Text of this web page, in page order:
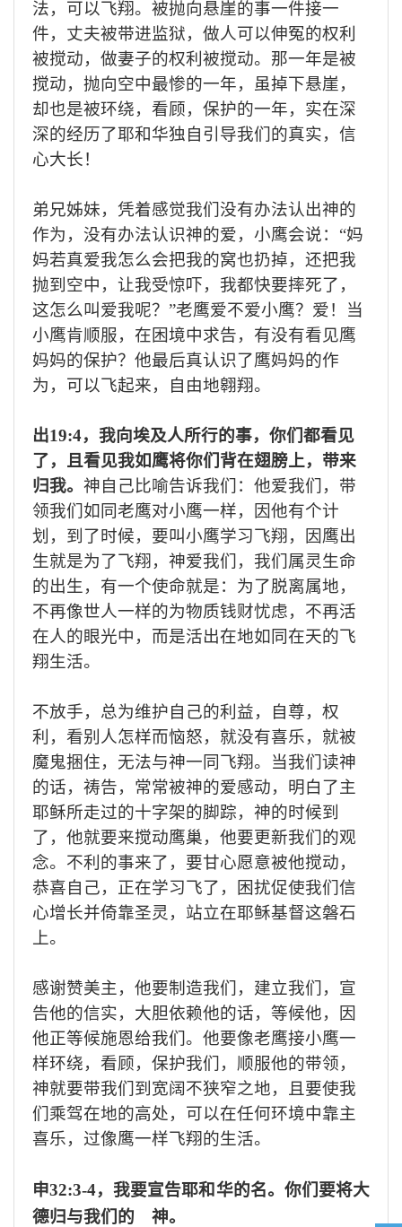
法，可以飞翔。 被抛向悬崖的事一件接一
件， 丈夫被带进监狱，做人可以伸冤的权利
被搅动，做妻子的权利被搅动。 那一年是被
搅动，抛向空中最惨的一年， 虽掉下悬崖，
却也是被环绕，看顾，保护的一年，实在深
深的经历了耶和华独自引导我们的真实，信
心大长！
弟兄姊妹，凭着感觉我们没有办法认出神的
作为，没有办法认识神的爱，小鹰会说： “妈
妈若真爱我怎么会把我的窝也扔掉，还把我
抛到空中，让我受惊吓， 我都快要摔死了 ，
这怎么叫爱我呢？ ”老鹰爱不爱小鹰？爱！当
小鹰肯顺服，在困境中求告，有没有看见鹰
妈妈的保护？他最后真认识了鹰妈妈的作
为 ，可以飞起来，自由地翱翔。
出19:4， 我向埃及人所行的事，你们都看见
了，且看见我如鹰将你们背在翅膀上，带来
归我。 神自己比喻告诉我们： 他爱我们，带
领我们如同老鹰对小鹰一样，因他有个计
划，到了时候，要叫小鹰学习飞翔，因鹰出
生就是为了飞翔，神爱我们，我们属灵生命
的出生， 有一个使命就是： 为了脱离属地，
不再像世人一样的为物质钱财忧虑，不再活
在人的眼光中，而是活出在地如 同在天的飞
翔生活。
不放手，总为维护自己的利益，自尊，权
利，看别人怎样而恼怒， 就没有喜乐，就被
魔鬼捆住，无法与神一同飞翔。 当我们读神
的话，祷告，常常被神的爱感动，明白了主
耶稣所走过的十字架的脚踪，神的时候到
了，他就要来搅动鹰巢， 他要更新我们的观
念。 不利的事来了，要甘心愿意被他搅动，
恭喜自己，正在学习飞了，困扰促使我们信
心增长并倚靠圣灵，站立在耶稣基督这磐石
上。
感谢赞美主 ， 他要制造我们 ，建立我们，宣
告他的信实，大胆依赖他的话，等候他，因
他正等候施恩给我们。他要像老鹰接小鹰一
样环绕， 看顾，保护我们 ，顺服他的带领，
神就要带我们到宽阔不狭窄之地，且要使我
们乘驾在地的高处， 可以在任何环境中靠主
喜乐，过像鹰一样飞翔的生活。
申32:3-4，我要宣告耶和华的名。你们要将大
德归与我们的 神。